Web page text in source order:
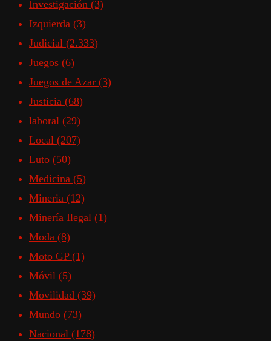
Investigación (3)
Izquierda (3)
Judicial (2.333)
Juegos (6)
Juegos de Azar (3)
Justicia (68)
laboral (29)
Local (207)
Luto (50)
Medicina (5)
Mineria (12)
Minería Ilegal (1)
Moda (8)
Moto GP (1)
Móvil (5)
Movilidad (39)
Mundo (73)
Nacional (178)